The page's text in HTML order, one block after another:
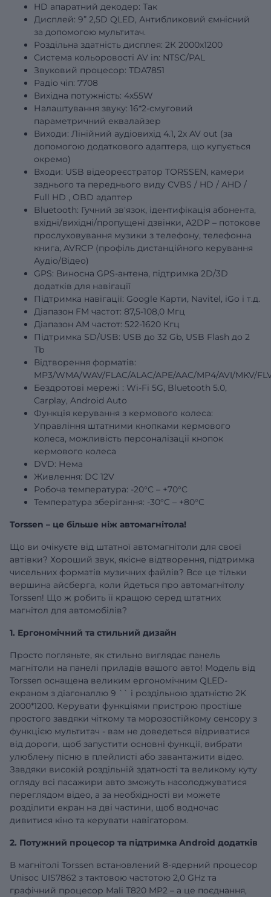
HD апаратний декодер: Так
Дисплей: 9” 2,5D QLED, Антибликовий ємнісний
за допомогою мультитач.
Роздільна здатність дисплея: 2К 2000х1200
Система кольоровості AV in: NTSC/PAL
Звуковий процесор: TDA7851
Радіо чіп: 7708
Вихідна потужність: 4х55W
Налаштування звуку: 16*2-смуговий
параметричний еквалайзер
Виходи: Лінійний аудіовихід 4.1, 2x AV out (за
допомогою додаткового адаптера, що купується
окремо)
Входи: USB відеореєстратор TORSSEN, камери
заднього та переднього виду CVBS / HD / AHD /
Full HD , OBD адаптер
Bluetooth: Гучний зв'язок, ідентифікація абонента,
вхідні/вихідні/пропущені дзвінки, A2DP – потокове
прослуховування музики з телефону, телефонна
книга, AVRCP (профіль дистанційного керування
Аудіо/Відео)
GPS: Виносна GPS-антена, підтримка 2D/3D
додатків для навігації
Підтримка навігації: Google Карти, Navitel, iGo і т.д.
Діапазон FM частот: 87,5-108,0 Мгц
Діапазон АМ частот: 522-1620 Кгц
Підтримка SD/USB: USB до 32 Gb, USB Flash до 2
Tb
Відтворення форматів:
MP3/WMA/WAV/FLAC/ALAC/APE/AAC/MP4/AVI/MKV/
Бездротові мережі : Wi-Fi 5G, Bluetooth 5.0,
Carplay, Android Auto
Функція керування з кермового колеса:
Управління штатними кнопками кермового
колеса, можливість персоналізації кнопок
кермового колеса
DVD: Нема
Живлення: DC 12V
Робоча температура: -20°C – +70°C
Температура зберігання: -30°C – +80°C
Torssen – це більше ніж автомагнітола!
Що ви очікуєте від штатної автомагнітоли для своєї
автівки? Хороший звук, якісне відтворення, підтримка
чисельних форматів музичних файлів? Все це тільки
вершина айсберга, коли йдеться про автомагнітолу
Torssen! Що ж робить її кращою серед штатних
магнітол для автомобілів?
1. Ергономічний та стильний дизайн
Просто погляньте, як стильно виглядає панель
магнітоли на панелі приладів вашого авто! Модель від
Torssen оснащена великим ергономічним QLED-
екраном з діагоналлю 9 `` і роздільною здатністю 2K
2000*1200. Керувати функціями пристрою простіше
простого завдяки чіткому та морозостійкому сенсору з
функцією мультитач - вам не доведеться відриватися
від дороги, щоб запустити основні функції, вибрати
улюблену пісню в плейлисті або завантажити відео.
Завдяки високій роздільній здатності та великому куту
огляду всі пасажири авто зможуть насолоджуватися
переглядом відео, а за необхідності ви можете
розділити екран на дві частини, щоб водночас
дивитися кіно та керувати навігатором.
2. Потужний процесор та підтримка Android додатків
В магнітолі Torssen встановлений 8-ядерний процесор
Unisoc UIS7862 з тактовою частотою 2,0 GHz та
графічний процесор Mali T820 MP2 – а це поєднання,